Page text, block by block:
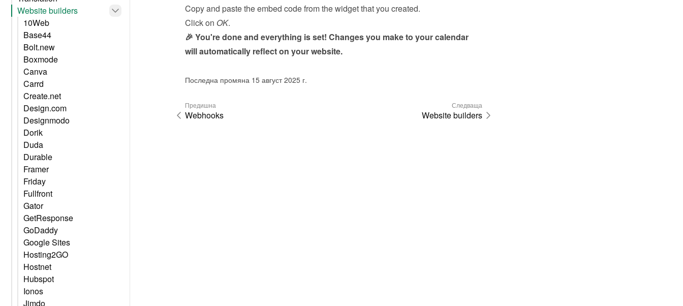
Website builders
10Web
Base44
Bolt.new
Boxmode
Canva
Carrd
Create.net
Design.com
Designmodo
Dorik
Duda
Durable
Framer
Friday
Fullfront
Gator
GetResponse
GoDaddy
Google Sites
Hosting2GO
Hostnet
Hubspot
Ionos
Jimdo
Copy and paste the embed code from the widget that you created.
Click on OK.
🎉 You're done and everything is set! Changes you make to your calendar
will automatically reflect on your website.
Последна промяна 15 август 2025 г.
Предишна
Webhooks
Следваща
Website builders